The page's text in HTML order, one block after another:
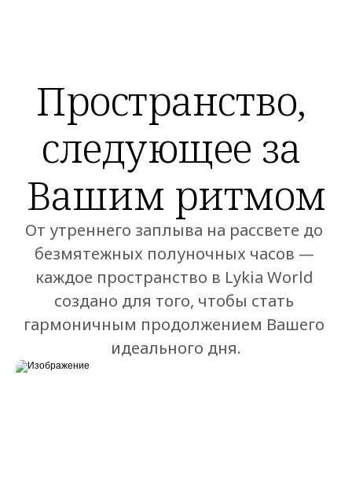
Пространство,
следующее за
Вашим ритмом
От утреннего заплыва на рассвете до
безмятежных полуночных часов —
каждое пространство в Lykia World
создано для того, чтобы стать
гармоничным продолжением Вашего
идеального дня.